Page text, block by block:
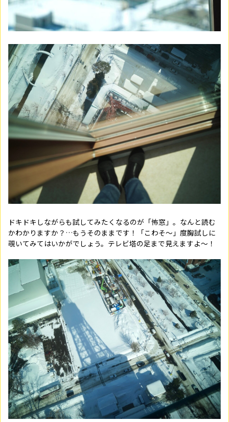
ドキドキしながらも試してみたくなるのが「怖窓」。なんと読む
かわかりますか？…もうそのままです！「こわそ～」度胸試しに
覗いてみてはいかがでしょう。テレビ塔の足まで見えますよ～！